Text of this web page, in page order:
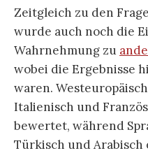
Zeitgleich zu den
wurde auch noch die
Wahrnehmung zu
wobei die Ergebnisse
waren.
Italienisch und
bewertet, während
Türkisch und